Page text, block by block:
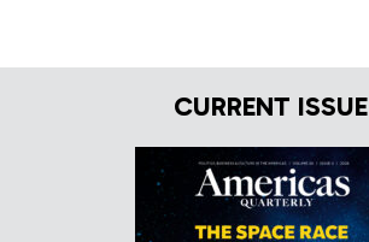
CURRENT ISSUE